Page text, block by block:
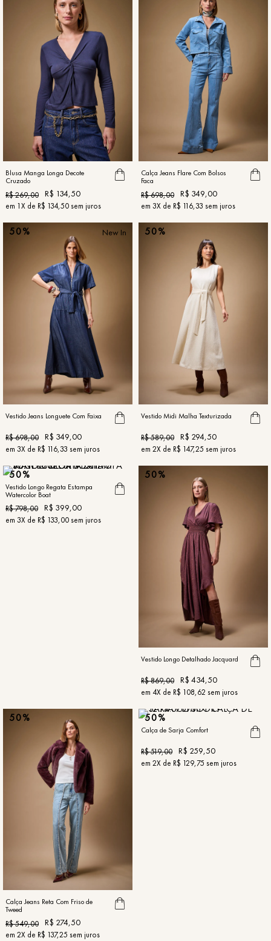
Blusa Manga Longa Decote
Cruzado
R$269,00 R$ 134,50
em 1X de R$ 134,50sem juros
Calça Jeans Flare Com Bolsos
Faca
R$698,00 R$ 349,00
em 3X de R$ 116,33 sem juros
New In
50%
Vestido Jeans Longuete Com Faixa
R$698,00 R$ 349,00
em 3X de R$ 116,33 sem juros
50%
Vestido Midi Malha Texturizada
R$589,00 R$ 294,50
em 2X de R$ 147,25 sem juros
50%
Vestido Longo Regata Estampa
Watercolor Boat
R$798,00 R$ 399,00
em 3X de R$ 133,00sem juros
50%
Vestido Longo Detalhado Jacquard
R$869,00 R$ 434,50
em 4X de R$ 108,62 sem juros
50%
Calça Jeans Reta Com Friso de
Tweed
R$549,00 R$ 274,50
em 2X de R$ 137,25 sem juros
50%
Calça de Sarja Comfort
R$519,00 R$ 259,50
em 2X de R$ 129,75 sem juros